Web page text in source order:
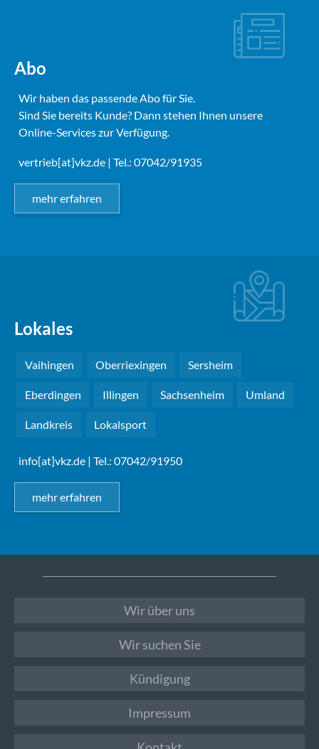
Abo
Wir haben das passende Abo für Sie.
Sind Sie bereits Kunde? Dann stehen Ihnen unsere
Online-Services zur Verfügung.
vertrieb[at]vkz.de | Tel.: 07042/91935
mehr erfahren
Lokales
Vaihingen Oberriexingen Sersheim
Eberdingen Illingen Sachsenheim Umland
Landkreis Lokalsport
info[at]vkz.de | Tel.: 07042/91950
mehr erfahren
Wir über uns
Wir suchen Sie
Kündigung
Impressum